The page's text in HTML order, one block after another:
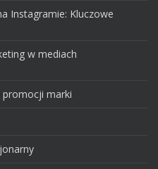
Instagramie: Kluczowe
w mediach
promocji marki